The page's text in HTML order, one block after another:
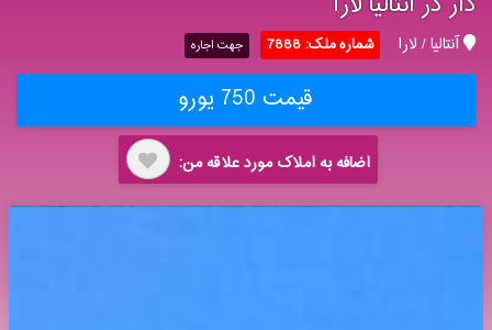
آنتالیا / لارا شماره ملک: 7888 جهت اجاره
قیمت 750 یورو
اضافه به املاک مورد علاقه من: